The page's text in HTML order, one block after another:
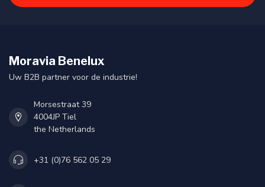
Moravia Benelux
Uw B2B partner voor de industrie!
Morsestraat 39
4004JP Tiel
the Netherlands
+31 (0)76 562 05 29